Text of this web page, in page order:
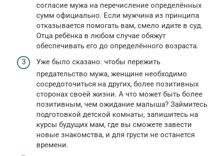
согласие мужа на перечисление определённых
сумм официально. Если мужчина из принципа
отказывается помогать вам, смело идите в суд.
Отца ребёнка в любом случае обяжут
обеспечивать его до определённого возраста.
Уже было сказано: чтобы пережить
предательство мужа, женщине необходимо
сосредоточиться на других, более позитивных
сторонах своей жизни. А что может быть более
позитивным, чем ожидание малыша? Займитесь
подготовкой детской комнаты, запишитесь на
курсы будущих мам, где вы сможете завести
новые знакомства, и для грусти не останется
времени.